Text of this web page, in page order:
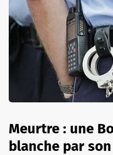
Meurtre : une
blanche par